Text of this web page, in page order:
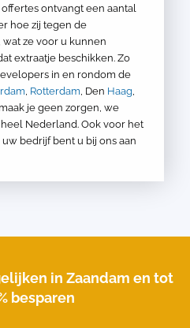
ontvangt een aantal
hoe zij tegen de
ze voor u kunnen
extraatje beschikken. Zo
in en rondom de
, Rotterdam, Den Haag,
je geen zorgen, we
Nederland. Ook voor het
bedrijf bent u bij ons aan
in Zaandam en tot
besparen